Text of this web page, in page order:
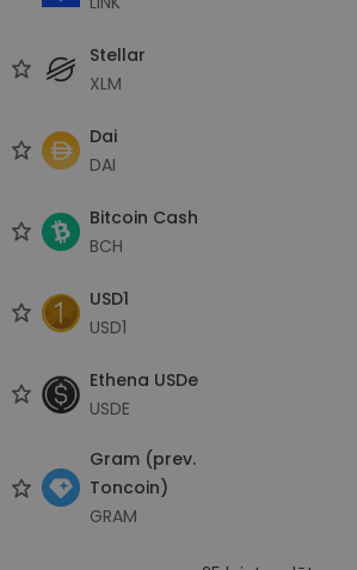
Stellar
XLM
Dai
DAI
Bitcoin Cash
BCH
USD1
USD1
Ethena USDe
USDE
Gram (prev.
Toncoin)
GRAM